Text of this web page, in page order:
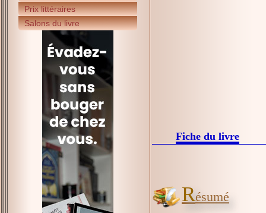
Prix littéraires
Salons du livre
Fiche du livre
Résumé